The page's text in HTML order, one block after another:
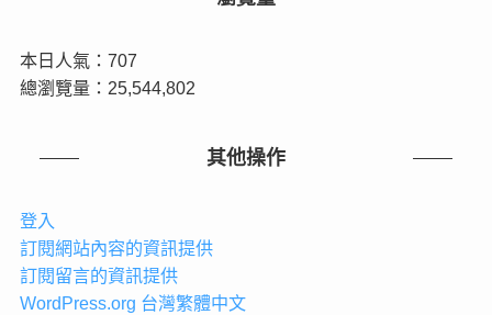
本日人氣：707
總瀏覽量：25,544,802
其他操作
登入
訂閱網站內容的資訊提供
訂閱留言的資訊提供
WordPress.org 台灣繁體中文